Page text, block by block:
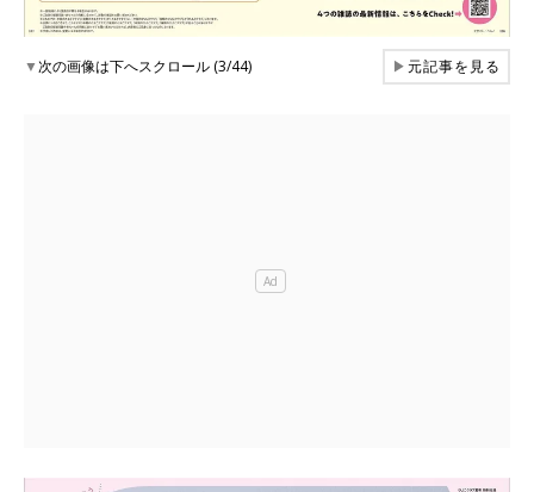
▼次の画像は下へスクロール (3/44) ▶元記事を見る